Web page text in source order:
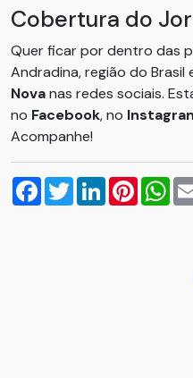
Cobertura do
Quer ficar por dentro das
Andradina, região do Brasil
Novanas redes sociais.
no Facebook, no
Acompanhe!
Facebook
TwitterLinkedIn